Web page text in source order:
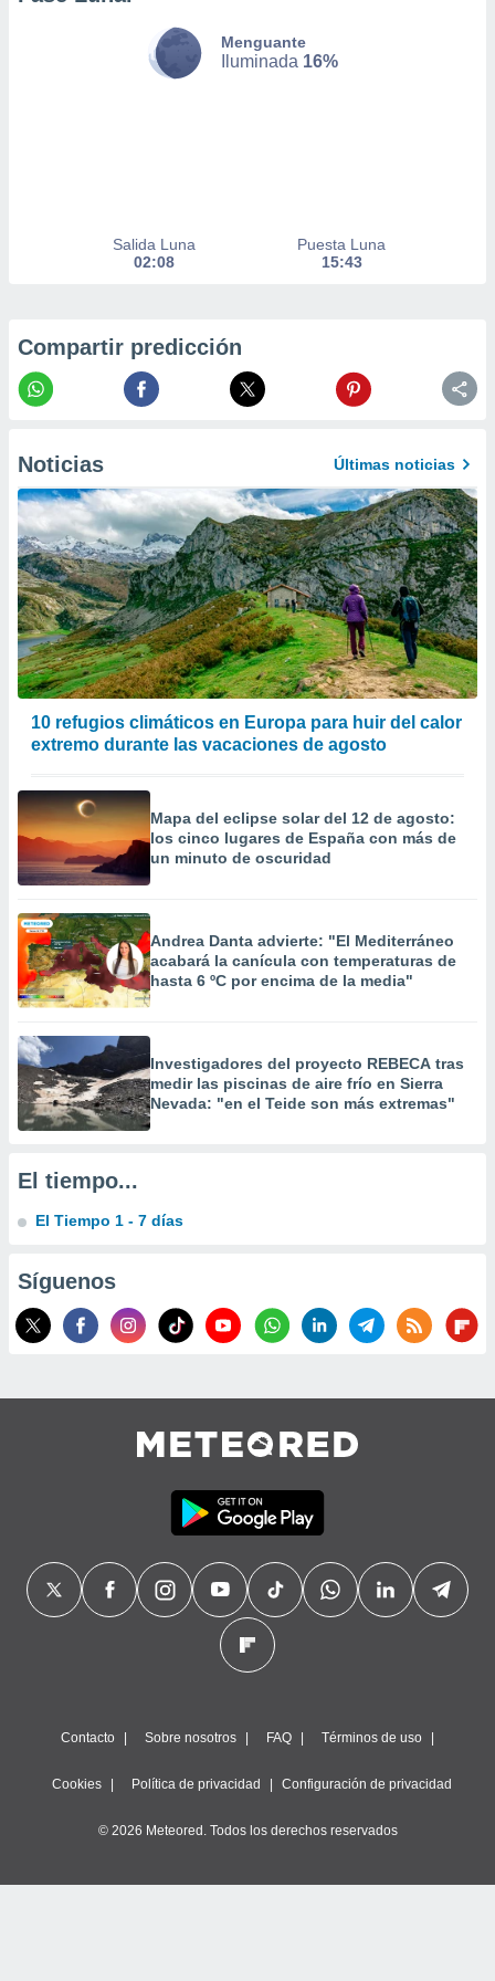
en
a lo que
Para
datos
en
en
en
de
un
o acceder
datos
perfiles
utilizar
crear un
uso de
la
contenido
de la
el
del
o a través
de
de
con el
publicidad
Menguante
Iluminada 16%
Salida Luna
02:08
Puesta Luna
15:43
Compartir predicción
Noticias Últimas noticias
10 refugios climáticos en Europa para huir del calor
extremo durante las vacaciones de agosto
Mapa del eclipse solar del 12 de agosto:
los cinco lugares de España con más de
un minuto de oscuridad
Andrea Danta advierte: "El Mediterráneo
acabará la canícula con temperaturas de
hasta 6 ºC por encima de la media"
Investigadores del proyecto REBECA tras
medir las piscinas de aire frío en Sierra
Nevada: "en el Teide son más extremas"
El tiempo...
El Tiempo 1 - 7 días
Síguenos
Contacto Sobre nosotros FAQ Términos de uso
Cookies Política de privacidad Configuración de privacidad
© 2026 Meteored. Todos los derechos reservados